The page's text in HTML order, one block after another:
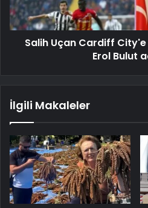
Salih Uçan Cardiff
Erol Bulut
İlgili Makaleler